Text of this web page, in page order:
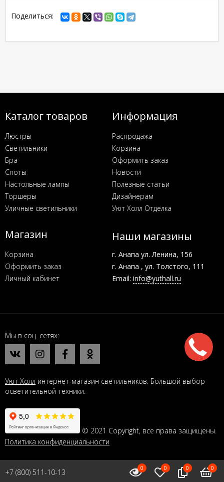
Поделиться:
Каталог товаров
Люстры
Светильники
Бра
Споты
Настольные лампы
Торшеры
Уличные светильники
Информация
Распродажа
Корзина
Оформить заказ
Новости
Полезные статьи
Дизайнерам
Уют Холл Отделка
Магазин
Корзина
Оформить заказ
Личный кабинет
Наши магазины
г. Анапа ул. Ленина, 156
г. Анапа , ул. Толстого, 111
Email: info@yuthall.ru
Мы в соц. сетях
Уют Холл интернет-магазин светильников. Большой выбор
осветительной техники.
© 2021 Copyright, все права защищены.
Политика конфиденциальности
0 0 0 0
+7 (800) 511-10-13